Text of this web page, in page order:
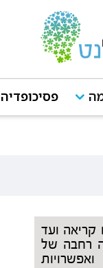
פסיכופדיה
קריאה ועד
רחבה של